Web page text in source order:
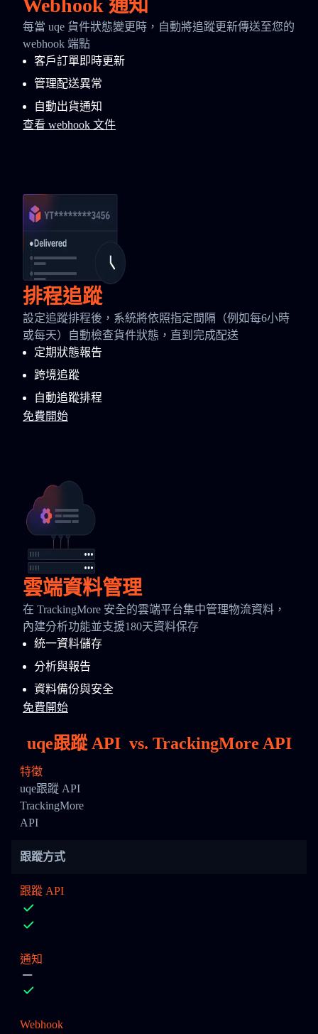
Webhook 通知
每當 uqe 貨件狀態變更時，自動將追蹤更新傳送至您的
webhook 端點
客戶訂單即時更新
管理配送異常
自動出貨通知
查看 webhook 文件
排程追蹤
設定追蹤排程後，系統將依照指定間隔（例如每6小時
或每天）自動檢查貨件狀態，直到完成配送
定期狀態報告
跨境追蹤
自動追蹤排程
免費開始
雲端資料管理
在 TrackingMore 安全的雲端平台集中管理物流資料，
內建分析功能並支援180天資料保存
統一資料儲存
分析與報告
資料備份與安全
免費開始
uqe跟蹤 API vs. TrackingMore API
特徵
uqe跟蹤 API
TrackingMore
API
跟蹤方式
跟蹤 API
通知
Webhook